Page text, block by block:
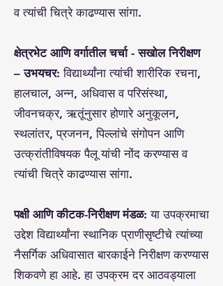
व त्यांची चित्रे काढण्यास सांगा.
क्षेत्रभेट आणि वर्गातील चर्चा - सखोल निरीक्षण
– उभयचर:विद्यार्थ्यांना त्यांची शारीरिक रचना,
हालचाल, अन्न, अधिवास व परिसंस्था,
जीवनचक्र, ऋतूंनुसार होणारे अनुकूलन,
स्थलांतर, प्रजनन, पिल्लांचे संगोपन आणि
उत्क्रांतीविषयक पैलू यांची नोंद करण्यास व
त्यांची चित्रे काढण्यास सांगा.
पक्षी आणि कीटक-निरीक्षण मंडळ:या उपक्रमाचा
उद्देश विद्यार्थ्यांना स्थानिक प्राणीसृष्टीचे त्यांच्या
नैसर्गिक अधिवासात बारकाईने निरीक्षण करण्यास
शिकवणे हा आहे. हा उपक्रम दर आठवड्याला